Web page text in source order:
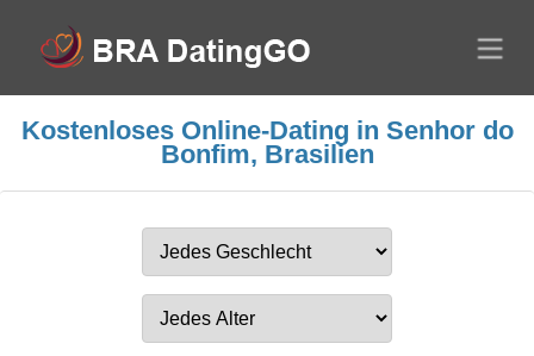
Kostenloses Online-Dating in Senhor do
Bonfim, Brasilien